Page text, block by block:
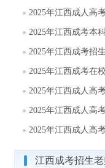
2025年江西成人高
2025年江西成考招
2025年江西成考在
2025年江西成人高
2025年江西成人高
江西成考招生